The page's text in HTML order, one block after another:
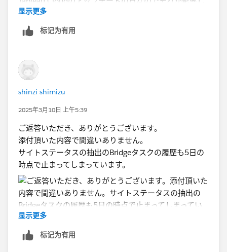
実際のデータソースは更新が古いままで止まっている、
ということでしょうか。
更新されなくなったタイミングがTableau Cloud​のアッ
プデートの日なのでそれが影響している可能性はありま
すが、いまの段階だとそれが原因だとは断定できませ
ん。
サイト管理者であれば、サイトステータスの「Bridge
Tasks for Extracts」が見れると思いますので、そちらで
の履歴がどうなっているかを確認してみてください。
显示更多
标记为有用
shinzi shimizu
2025年3月10日 上午5:39
ご返答いただき、ありがとうございます。
添付頂いた内容で間違いありません。
サイトステータスの抽出のBridgeタスクの履歴も5日の
時点で止まってしまっています。
显示更多
标记为有用